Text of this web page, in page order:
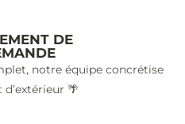
DE
notre équipe concrétise
🌴